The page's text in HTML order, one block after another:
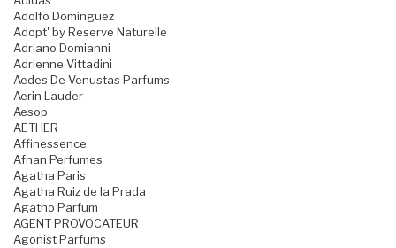
Adolfo Dominguez
Adopt' by Reserve Naturelle
Adriano Domianni
Adrienne Vittadini
Aedes De Venustas Parfums
Aerin Lauder
Aesop
AETHER
Affinessence
Afnan Perfumes
Agatha Paris
Agatha Ruiz de la Prada
Agatho Parfum
AGENT PROVOCATEUR
Agonist Parfums